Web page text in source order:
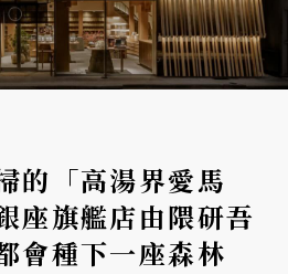
的「高湯界愛馬
座旗艦店由隈研吾
會種下一座森林